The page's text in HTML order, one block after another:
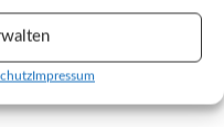
Impressum